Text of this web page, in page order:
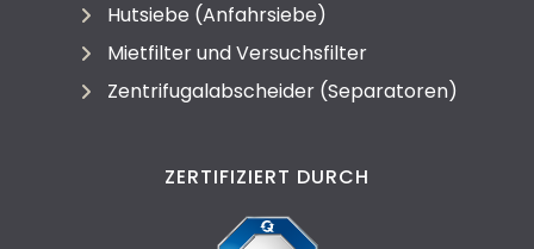
Hutsiebe (Anfahrsiebe)
Mietfilter und Versuchsfilter
Zentrifugalabscheider (Separatoren)
ZERTIFIZIERT DURCH